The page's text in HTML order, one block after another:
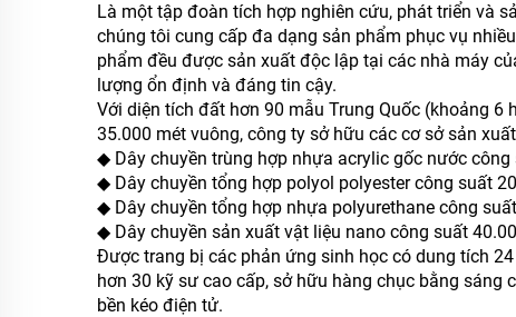
Là một tập đoàn tích hợp nghiên cứu, phát triển và
chúng tôi cung cấp đa dạng sản phẩm phục vụ
phẩm đều được sản xuất độc lập tại các nhà máy
lượng ổn định và đáng tin cậy.
Với diện tích đất hơn 90 mẫu Trung Quốc (khoảng 6
35.000 mét vuông, công ty sở hữu các cơ sở sản
◆ Dây chuyền trùng hợp nhựa acrylic gốc nước
◆ Dây chuyền tổng hợp polyol polyester công suất
◆ Dây chuyền tổng hợp nhựa polyurethane công
◆ Dây chuyền sản xuất vật liệu nano công suất
Được trang bị các phản ứng sinh học có dung tích
hơn 30 kỹ sư cao cấp, sở hữu hàng chục bằng
bền kéo điện tử.